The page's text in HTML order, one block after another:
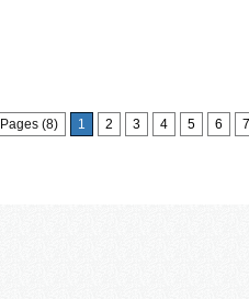
Pages (8) 1 2 3 4 5 6 7